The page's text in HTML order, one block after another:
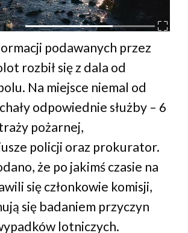
podawanych przez
rozbił się z dala od
Na miejsce niemal od
odpowiednie służby – 6
pożarnej,
policji oraz prokurator.
że po jakimś czasie na
się członkowie komisji,
się badaniem przyczyn
lotniczych.